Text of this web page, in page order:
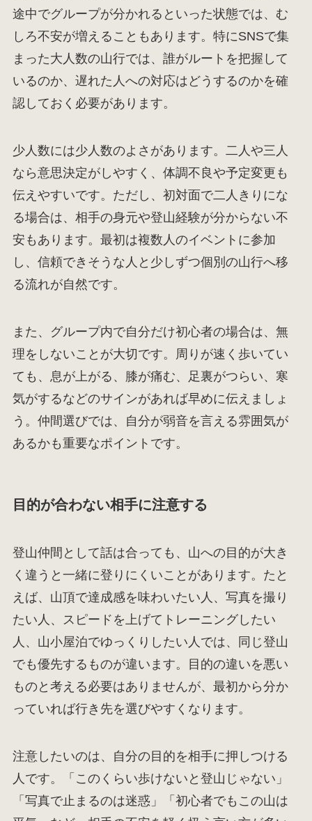
途中でグループが分かれるといった状態では、む
しろ不安が増えることもあります。特にSNSで集
まった大人数の山行では、誰がルートを把握して
いるのか、遅れた人への対応はどうするのかを確
認しておく必要があります。
少人数には少人数のよさがあります。二人や三人
なら意思決定がしやすく、体調不良や予定変更も
伝えやすいです。ただし、初対面で二人きりにな
る場合は、相手の身元や登山経験が分からない不
安もあります。最初は複数人のイベントに参加
し、信頼できそうな人と少しずつ個別の山行へ移
る流れが自然です。
また、グループ内で自分だけ初心者の場合は、無
理をしないことが大切です。周りが速く歩いてい
ても、息が上がる、膝が痛む、足裏がつらい、寒
気がするなどのサインがあれば早めに伝えましょ
う。仲間選びでは、自分が弱音を言える雰囲気が
あるかも重要なポイントです。
目的が合わない相手に注意する
登山仲間として話は合っても、山への目的が大き
く違うと一緒に登りにくいことがあります。たと
えば、山頂で達成感を味わいたい人、写真を撮り
たい人、スピードを上げてトレーニングしたい
人、山小屋泊でゆっくりしたい人では、同じ登山
でも優先するものが違います。目的の違いを悪い
ものと考える必要はありませんが、最初から分か
っていれば行き先を選びやすくなります。
注意したいのは、自分の目的を相手に押しつける
人です。「このくらい歩けないと登山じゃない」
「写真で止まるのは迷惑」「初心者でもこの山は